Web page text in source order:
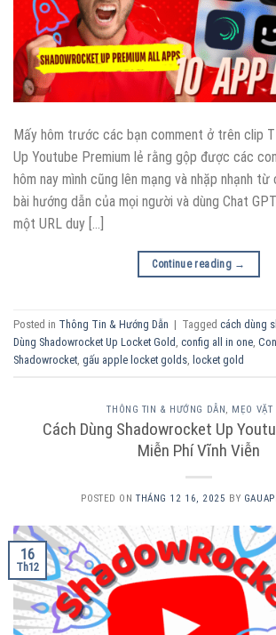
Mấy hôm trước các bạn comment ở trên clip
Up Youtube Premium lẻ rằng gộp được các
hôm nay mình cũng lên mạng và nhặp nhạnh
bài hướng dẫn của mọi người và dùng Chat
một URL duy […]
Continue reading →
Posted in Thông Tin & Hướng Dẫn | Tagged cách dùng
Dùng Shadowrocket Up Locket Gold , config all in one,
Shadowrocket, gấu apple locket golds, locket gold
THÔNG TIN & HƯỚNG DẪN, MẸO VẶT
Cách Dùng Shadowrocket Up
Miễn Phí Vĩnh Viễn
POSTED ONTHÁNG 12 16, 2025 BY
16
Th12